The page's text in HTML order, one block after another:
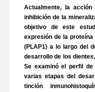
Actualmente, la
inhibición de la
objetivo de este
expresión de la
(PLAP1) a lo largo del
desarrollo de los
Se examinó el perfil
varias etapas del
tinción